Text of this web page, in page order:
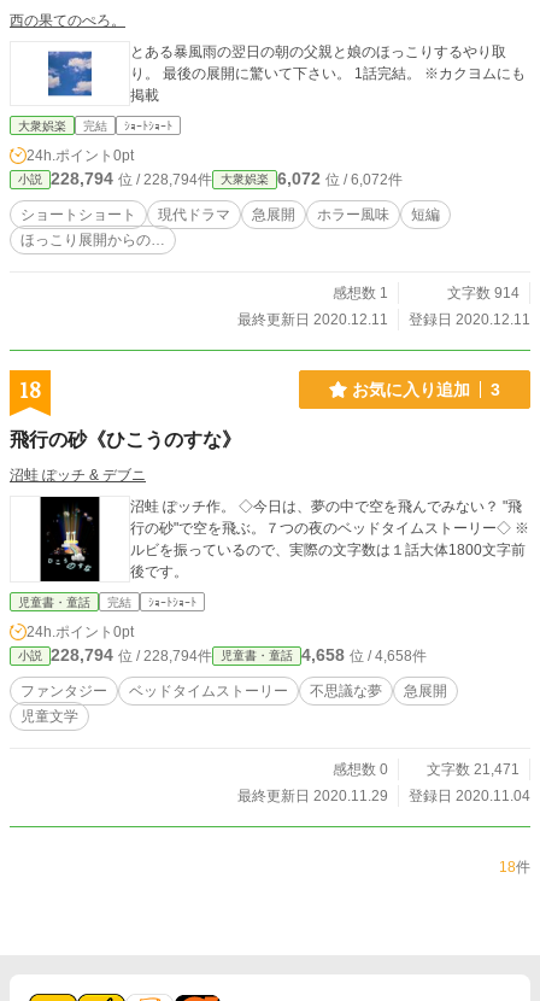
西の果てのぺろ。
とある暴風雨の翌日の朝の父親と娘のほっこりするやり取
り。 最後の展開に驚いて下さい。 1話完結。 ※カクヨムにも
掲載
大衆娯楽 完結 ｼｮｰﾄｼｮｰﾄ
24h.ポイント 0pt
小説 228,794 位 / 228,794件 大衆娯楽 6,072 位 / 6,072件
ショートショート 現代ドラマ 急展開 ホラー風味
短編
ほっこり展開からの…
感想数 1
文字数 914
最終更新日 2020.12.11
登録日 2020.12.11
18 お気に入り追加 3
飛行の砂《ひこうのすな》
沼蛙 ぽッチ & デブニ
沼蛙 ぽッチ作。 ◇今日は、夢の中で空を飛んでみない？ "飛
行の砂"で空を飛ぶ。７つの夜のベッドタイムストーリー◇ ※
ルビを振っているので、実際の文字数は１話大体1800文字前
後です。
児童書・童話 完結 ｼｮｰﾄｼｮｰﾄ
24h.ポイント 0pt
小説 228,794 位 / 228,794件 児童書・童話 4,658 位 / 4,658件
ファンタジー ベッドタイムストーリー 不思議な夢
急展開
児童文学
感想数 0
文字数 21,471
最終更新日 2020.11.29
登録日 2020.11.04
18件